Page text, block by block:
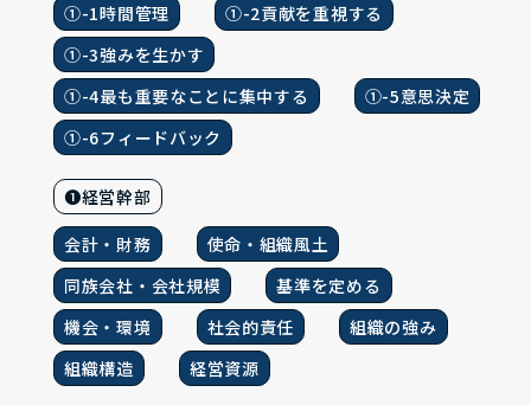
①-1時間管理
①-2貢献を重視する
①-3強みを生かす
①-4最も重要なことに集中する
①-5意思決定
①-6フィードバック
❶経営幹部
会計・財務
使命・組織風土
同族会社・会社規模
基準を定める
機会・環境
社会的責任
組織の強み
組織構造
経営資源